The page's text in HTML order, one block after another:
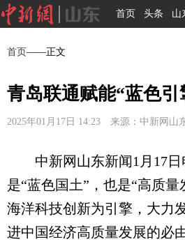
首页 头条 山
首页——正文
青岛联通赋能“蓝色
2025年01月17日 14:23 来源：中新网山
中新网山东新闻1月17日
是“蓝色国土”，也是“高质
海洋科技创新为引擎，大力
进中国经济高质量发展的必